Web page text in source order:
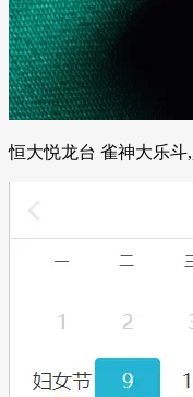
恒大悦龙台 雀神大乐